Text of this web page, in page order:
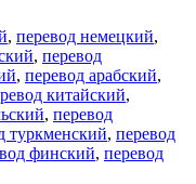
, перевод немецкий,
, перевод
, перевод арабский,
китайский,
, перевод
туркменский, перевод
финский, перевод